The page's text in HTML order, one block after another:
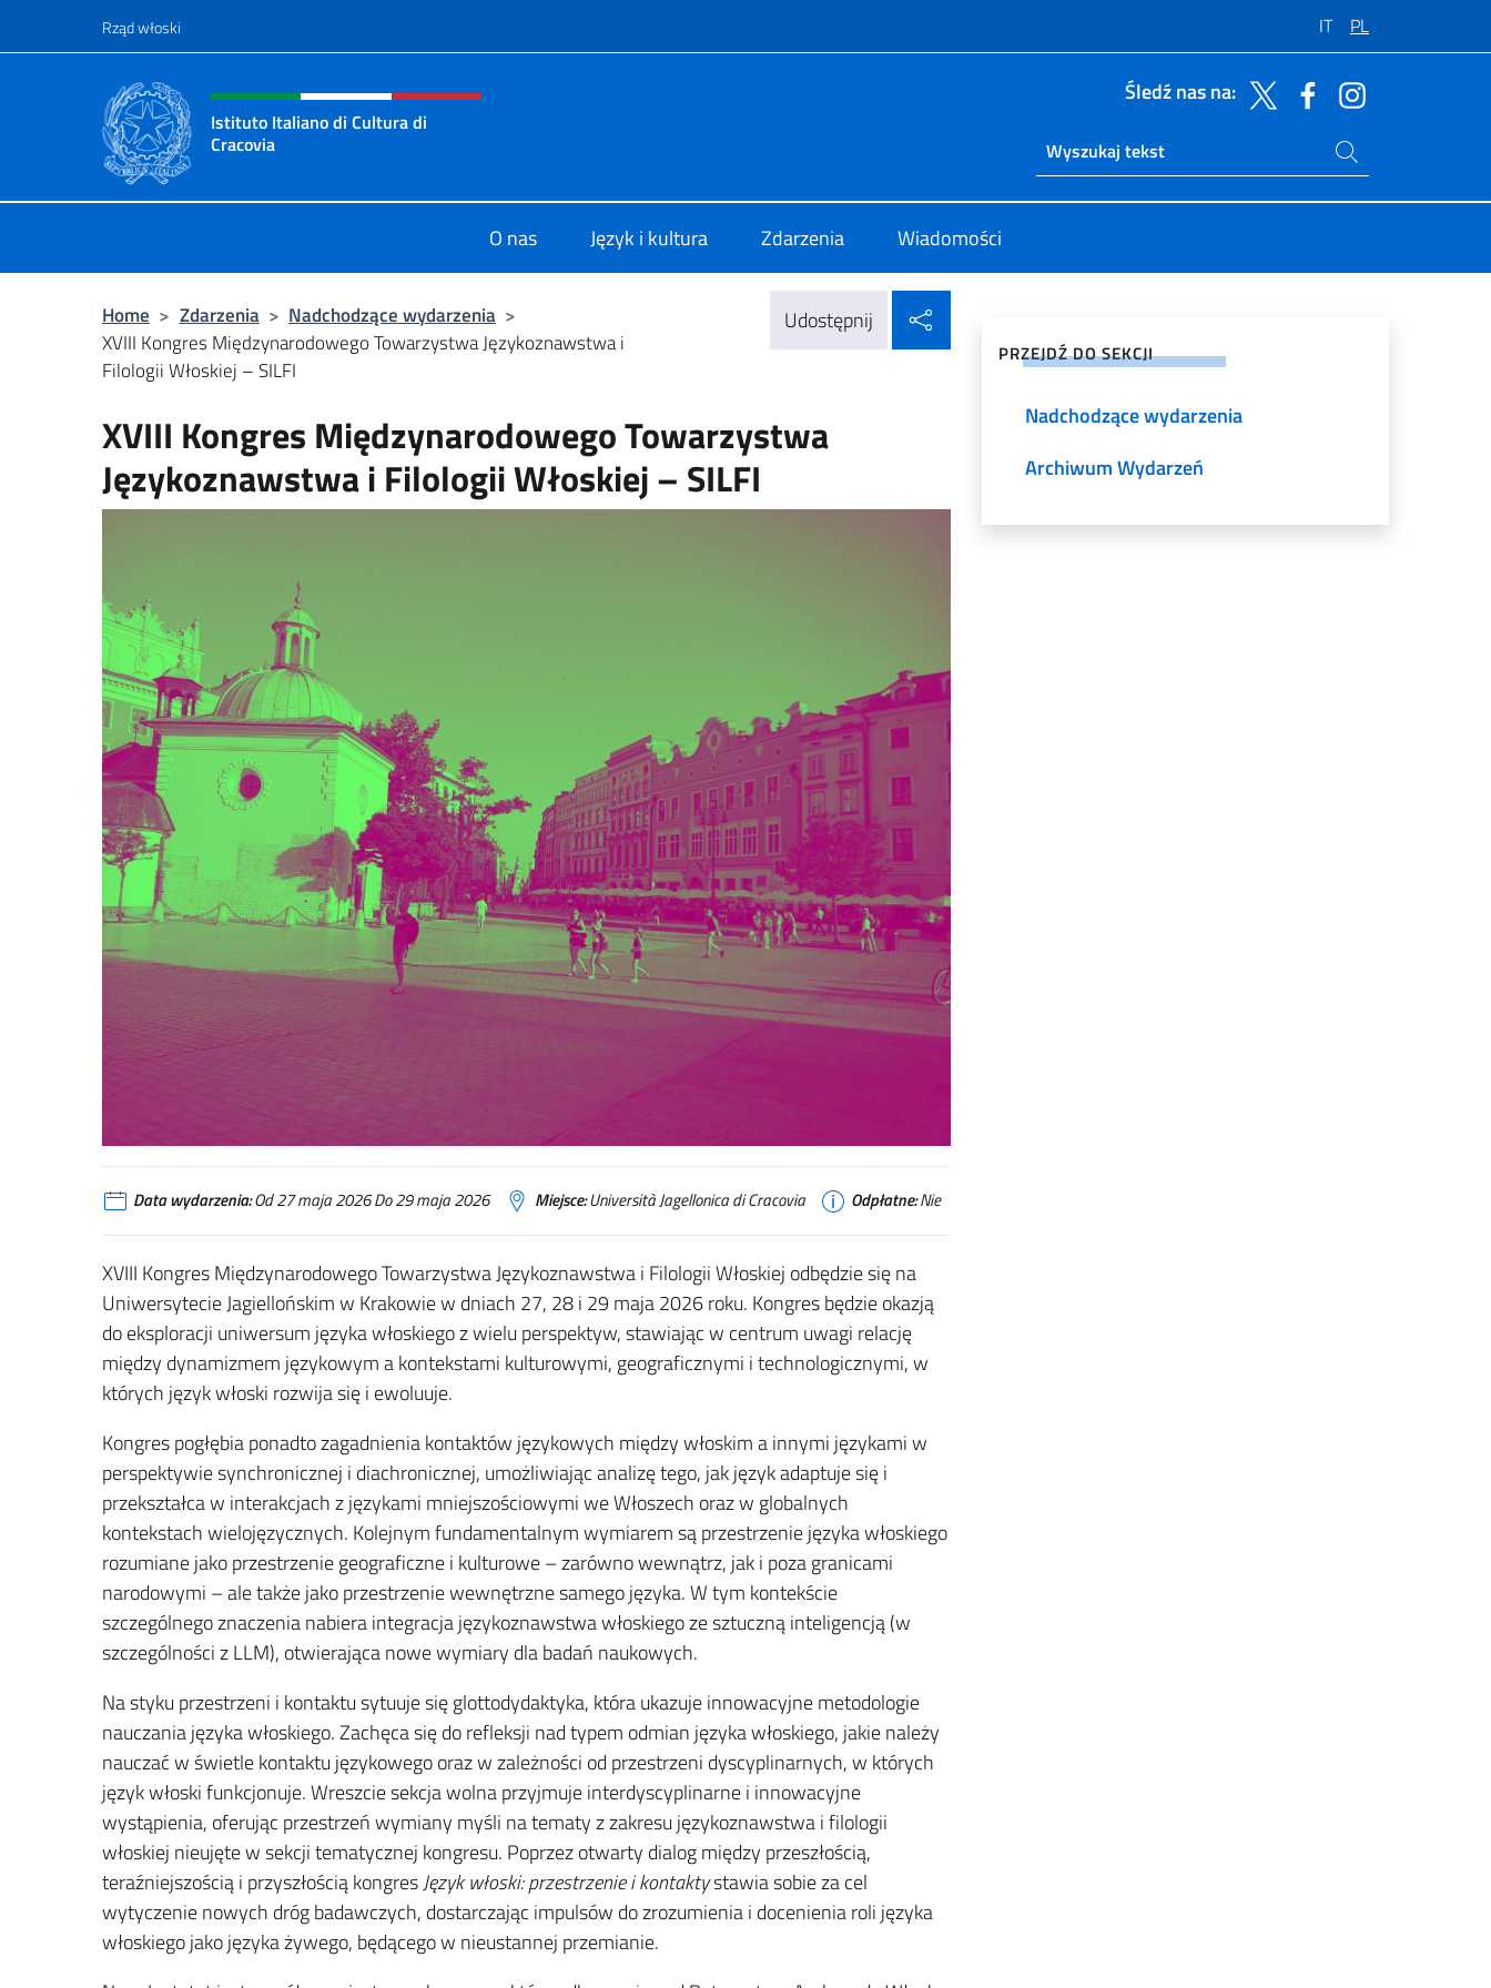
Rząd włoski IT PL
Header, social and menu of site
Istituto Italiano di Cultura di
Cracovia
Śledź nas na:
Ricerca sito live
Szukaj na stronie
O nas Język i kultura Zdarzenia Wiadomości
Home > Zdarzenia > Nadchodzące wydarzenia >
XVIII Kongres Międzynarodowego Towarzystwa Językoznawstwa i
Filologii Włoskiej – SILFI
Udostępnij
XVIII Kongres Międzynarodowego Towarzystwa
Językoznawstwa i Filologii Włoskiej – SILFI
Data wydarzenia:Od 27 maja 2026 Do 29 maja 2026 Miejsce:Università Jagellonica di Cracovia Odpłatne:Nie
XVIII Kongres Międzynarodowego Towarzystwa Językoznawstwa i Filologii Włoskiej odbędzie się na
Uniwersytecie Jagiellońskim w Krakowie w dniach 27, 28 i 29 maja 2026 roku. Kongres będzie okazją
do eksploracji uniwersum języka włoskiego z wielu perspektyw, stawiając w centrum uwagi relację
między dynamizmem językowym a kontekstami kulturowymi, geograficznymi i technologicznymi, w
których język włoski rozwija się i ewoluuje.
Kongres pogłębia ponadto zagadnienia kontaktów językowych między włoskim a innymi językami w
perspektywie synchronicznej i diachronicznej, umożliwiając analizę tego, jak język adaptuje się i
przekształca w interakcjach z językami mniejszościowymi we Włoszech oraz w globalnych
kontekstach wielojęzycznych. Kolejnym fundamentalnym wymiarem są przestrzenie języka włoskiego
rozumiane jako przestrzenie geograficzne i kulturowe – zarówno wewnątrz, jak i poza granicami
narodowymi – ale także jako przestrzenie wewnętrzne samego języka. W tym kontekście
szczególnego znaczenia nabiera integracja językoznawstwa włoskiego ze sztuczną inteligencją (w
szczególności z LLM), otwierająca nowe wymiary dla badań naukowych.
Na styku przestrzeni i kontaktu sytuuje się glottodydaktyka, która ukazuje innowacyjne metodologie
nauczania języka włoskiego. Zachęca się do refleksji nad typem odmian języka włoskiego, jakie należy
nauczać w świetle kontaktu językowego oraz w zależności od przestrzeni dyscyplinarnych, w których
język włoski funkcjonuje. Wreszcie sekcja wolna przyjmuje interdyscyplinarne i innowacyjne
wystąpienia, oferując przestrzeń wymiany myśli na tematy z zakresu językoznawstwa i filologii
włoskiej nieujęte w sekcji tematycznej kongresu. Poprzez otwarty dialog między przeszłością,
teraźniejszością i przyszłością kongresJęzyk włoski: przestrzenie i kontaktystawia sobie za cel
wytyczenie nowych dróg badawczych, dostarczając impulsów do zrozumienia i docenienia roli języka
włoskiego jako języka żywego, będącego w nieustannej przemianie.
PRZEJDŹ DO SEKCJI
Nadchodzące wydarzenia
Archiwum Wydarzeń